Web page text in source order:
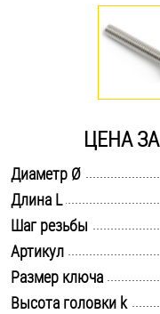
Саморезы и
Стопорные
Такелаж
Хомуты
Шайбы
ЦЕНА
Диаметр Ø
Длина L
Шаг резьбы
Артикул
Размер ключа
Высота головки k